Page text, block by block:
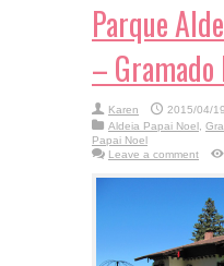
Parque
– Gramado
Karen
2015/04/19
Aldeia Papai Noel,
Papai Noel
Leave a comment